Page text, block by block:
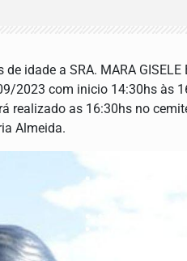
idade a SRA. MARA GISELE
2023 com inicio 14:30hs às
realizado as 16:30hs no
Almeida.